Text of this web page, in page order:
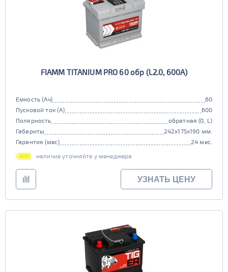
FIAMM TITANIUM PRO 60 обр (L2.0, 600А)
Емкость (Ач)
60
Пусковой ток (А)
600
Полярность
обратная (0, L)
Габариты
242x175x190 мм.
Гарантия (мес)
24 мес.
наличие уточняйте у менеджера
УЗНАТЬ ЦЕНУ